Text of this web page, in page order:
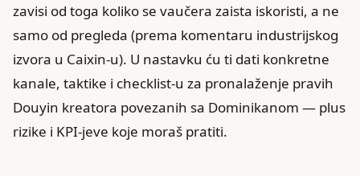
zavisi od toga koliko se vaučera zaista iskoristi, a ne
samo od pregleda (prema komentaru industrijskog
izvora u Caixin-u). U nastavku ću ti dati konkretne
kanale, taktike i checklist-u za pronalaženje pravih
Douyin kreatora povezanih sa Dominikanom — plus
rizike i KPI-jeve koje moraš pratiti.